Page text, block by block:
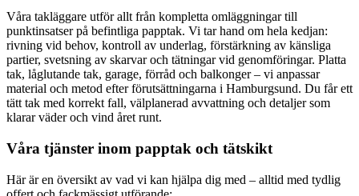
Våra takläggare utför allt från kompletta omläggningar till
punktinsatser på befintliga papptak. Vi tar hand om hela kedjan:
rivning vid behov, kontroll av underlag, förstärkning av känsliga
partier, svetsning av skarvar och tätningar vid genomföringar. Platta
tak, låglutande tak, garage, förråd och balkonger – vi anpassar
material och metod efter förutsättningarna i Hamburgsund. Du får ett
tätt tak med korrekt fall, välplanerad avvattning och detaljer som
klarar väder och vind året runt.
Våra tjänster inom papptak och tätskikt
Här är en översikt av vad vi kan hjälpa dig med – alltid med tydlig